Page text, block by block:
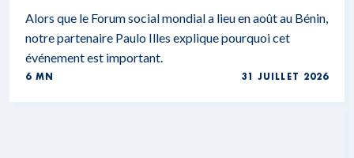
Alors que le Forum social mondial a lieu en août au Bénin,
notre partenaire Paulo Illes explique pourquoi cet
événement est important.
6 MN 31 JUILLET 2026